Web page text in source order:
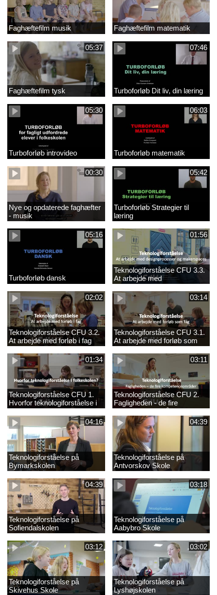
Faghæftefilm musik Faghæftefilm matematik
05:37
Faghæftefilm tysk
07:46
Turboforløb Dit liv, din læring
05:30
Turboforløb introvideo
06:03
Turboforløb matematik
00:30
Nye og opdaterede faghæfter
- musik
05:42
Turboforløb Strategier til
læring
05:16
Turboforløb dansk
01:56
Teknologiforståelse CFU 3.3.
At arbejde med
designprocesser og
makerspaces
02:02
Teknologiforståelse CFU 3.2.
At arbejde med forløb i fag
03:14
Teknologiforståelse CFU 3.1.
At arbejde med forløb som
fag
01:34
Teknologiforståelse CFU 1.
Hvorfor teknologiforståelse i
folkeskolen?
03:11
Teknologiforståelse CFU 2.
Fagligheden - de fire
kompetenceområder
04:16
Teknologiforståelse på
Bymarkskolen
04:39
Teknologiforståelse på
Antvorskov Skole
04:39
Teknologiforståelse på
Sofiendalskolen
03:18
Teknologiforståelse på
Aabybro Skole
03:12
Teknologiforståelse på
Skivehus Skole
03:02
Teknologiforståelse på
Lyshøjskolen